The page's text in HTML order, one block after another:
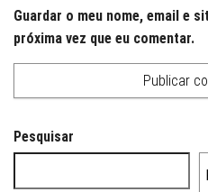
Guardar o meu nome, email e
próxima vez que eu comentar.
Pesquisar